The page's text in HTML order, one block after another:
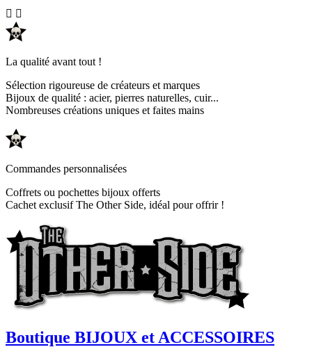
 
La qualité avant tout !
Sélection rigoureuse de créateurs et marques
Bijoux de qualité : acier, pierres naturelles, cuir...
Nombreuses créations uniques et faites mains
Commandes personnalisées
Coffrets ou pochettes bijoux offerts
Cachet exclusif The Other Side, idéal pour offrir !
Boutique BIJOUX et ACCESSOIRES